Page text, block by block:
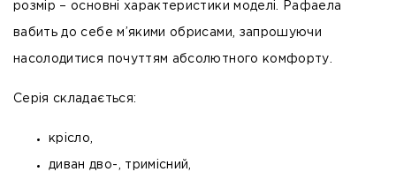
розмір – основні характеристики моделі. Рафаела
вабить до себе м’якими обрисами, запрошуючи
насолодитися почуттям абсолютного комфорту.
Серія складається:
крісло,
диван дво-, тримісний,